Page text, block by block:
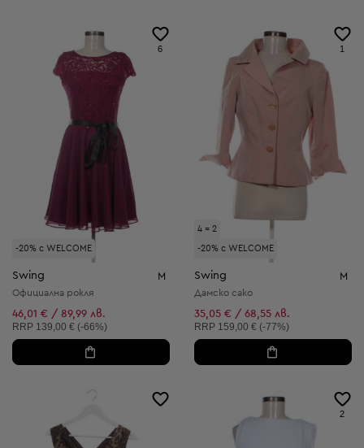
-20% с WELCOME
6
Swing M
Официална рокля
46,01 € / 89,99 лв.
Препоръчителна цена:
RRP 139,00 € (-66%)
4 = 2
-20% с WELCOME
1
Swing M
Дамско сако
35,05 € / 68,55 лв.
Препоръчителна цена:
RRP 159,00 € (-77%)
2